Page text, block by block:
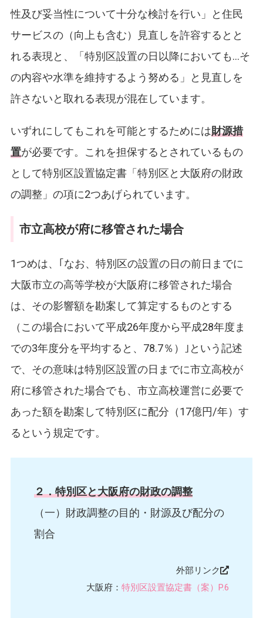
性及び妥当性について十分な検討を行い」と住民
サービスの（向上も含む）見直しを許容するとと
れる表現と、「特別区設置の日以降においても…そ
の内容や水準を維持するよう努める」と見直しを
許さないと取れる表現が混在しています。
いずれにしてもこれを可能とするためには財源措
置が必要です。これを担保するとされているもの
として特別区設置協定書「特別区と大阪府の財政
の調整」の項に2つあげられています。
市立高校が府に移管された場合
1つめは、｢なお、特別区の設置の日の前日までに
大阪市立の高等学校が大阪府に移管された場合
は、その影響額を勘案して算定するものとする
（この場合において平成26年度から平成28年度ま
での3年度分を平均すると、78.7％）｣という記述
で、その意味は特別区設置の日までに市立高校が
府に移管された場合でも、市立高校運営に必要で
あった額を勘案して特別区に配分（17億円/年）す
るという規定です。
２．特別区と大阪府の財政の調整
（一）財政調整の目的・財源及び配分の
割合
外部リンク
大阪府：特別区設置協定書（案）P.6